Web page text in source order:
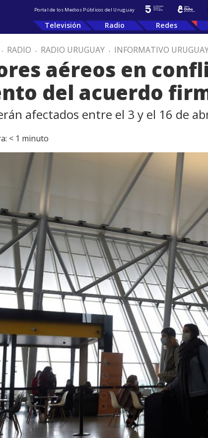
Portal de los Medios Públicos del Uruguay
Televisión Radio Redes
. RADIO . RADIO URUGUAY . INFORMATIVO
aéreos en
del acuerdo
afectados entre el 3 y el 16 de
< 1 minuto